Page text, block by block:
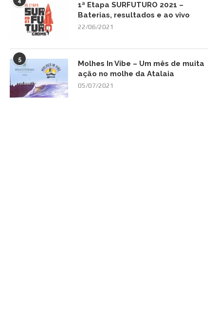
1ª Etapa SURFUTURO 2021 –
Baterias, resultados e ao vivo
22/06/2021
5
Molhes In Vibe – Um mês de muita
ação no molhe da Atalaia
05/07/2021